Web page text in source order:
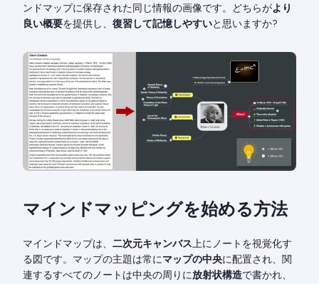
ンドマップに保存された同じ情報の画像です。どちらがより
良い概要を提供し、 復習して記憶しやすいと思いますか?
マインドマッピングを始める方法
マインドマップは、 二次元キャンバス上にノートを視覚化す
る図です。マップの主題は常にマップの中央に配置され、関
連するすべてのノートは中央の周りに放射状構造で書かれ、